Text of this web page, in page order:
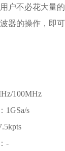
户不必花大量
器的操作，即可
100MHz
1GSa/s
-